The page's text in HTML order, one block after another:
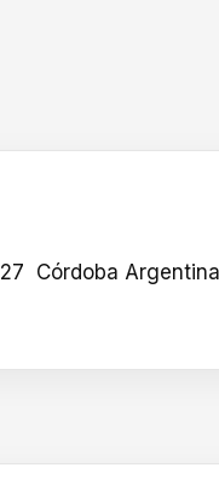
Córdoba Argentina